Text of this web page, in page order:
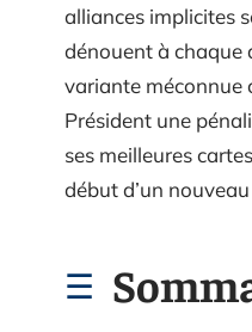
alliances implicites
dénouent à chaque
variante méconnue
Président une
ses meilleures
début d’un